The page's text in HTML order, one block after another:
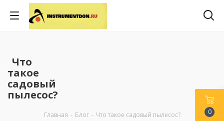
Что
такое
садовый
пылесос?
Главная - Блог - Что такое садовый пылесос? 0